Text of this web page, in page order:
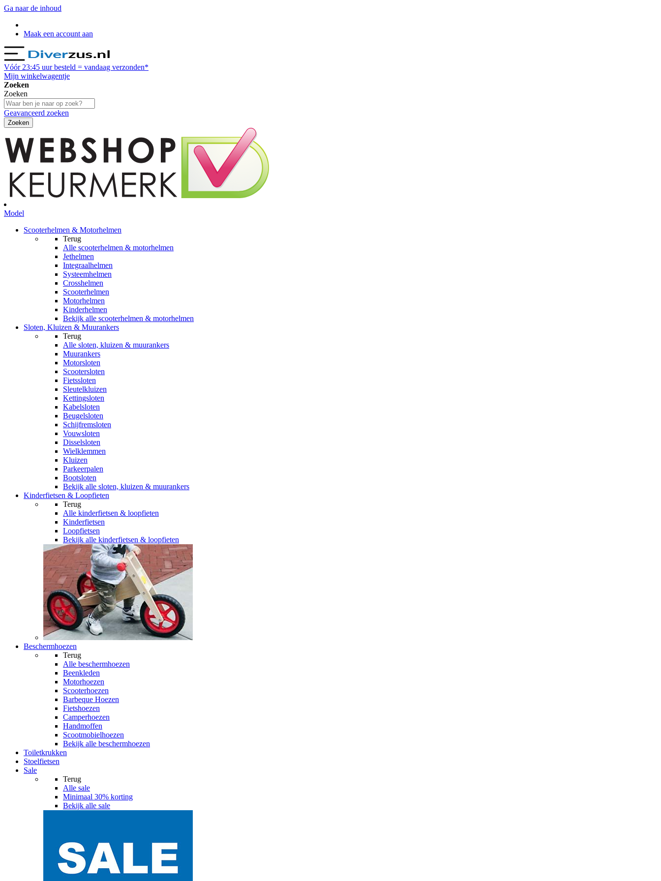
Ga naar de inhoud
Maak een account aan
Vóór 23:45 uur besteld = vandaag verzonden*
Mijn winkelwagentje
Zoeken
Zoeken
Geavanceerd zoeken
Zoeken
Model
Scooterhelmen & Motorhelmen
Terug
Alle scooterhelmen & motorhelmen
Jethelmen
Integraalhelmen
Systeemhelmen
Crosshelmen
Scooterhelmen
Motorhelmen
Kinderhelmen
Bekijk alle scooterhelmen & motorhelmen
Sloten, Kluizen & Muurankers
Terug
Alle sloten, kluizen & muurankers
Muurankers
Motorsloten
Scootersloten
Fietssloten
Sleutelkluizen
Kettingsloten
Kabelsloten
Beugelsloten
Schijfremsloten
Vouwsloten
Disselsloten
Wielklemmen
Kluizen
Parkeerpalen
Bootsloten
Bekijk alle sloten, kluizen & muurankers
Kinderfietsen & Loopfieten
Terug
Alle kinderfietsen & loopfieten
Kinderfietsen
Loopfietsen
Bekijk alle kinderfietsen & loopfieten
Beschermhoezen
Terug
Alle beschermhoezen
Beenkleden
Motorhoezen
Scooterhoezen
Barbeque Hoezen
Fietshoezen
Camperhoezen
Handmoffen
Scootmobielhoezen
Bekijk alle beschermhoezen
Toiletkrukken
Stoelfietsen
Sale
Terug
Alle sale
Minimaal 30% korting
Bekijk alle sale